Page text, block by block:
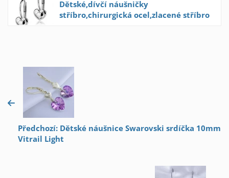
Dětské,dívčí náušničky
stříbro,chirurgická ocel,zlacené stříbro
Předchozí: Dětské náušnice Swarovski srdíčka 10mm
Vitrail Light